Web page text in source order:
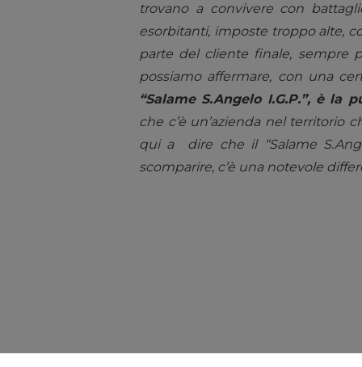
trovano a convivere con
esorbitanti, imposte troppo alte,
parte del cliente finale, sempre
possiamo affermare, con una
“Salame S.Angelo I.G.P.”, è
che c’è un’azienda nel territorio
qui a dire che il “Salame
scomparire, c’è una notevole